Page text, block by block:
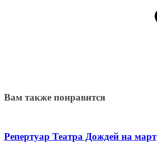
Вам также понравится
Репертуар Театра Дождей на март